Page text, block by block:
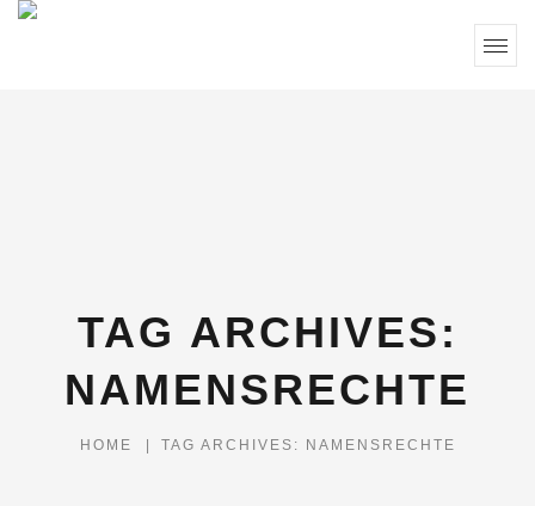
TAG ARCHIVES:
NAMENSRECHTE
HOME TAG ARCHIVES: NAMENSRECHTE